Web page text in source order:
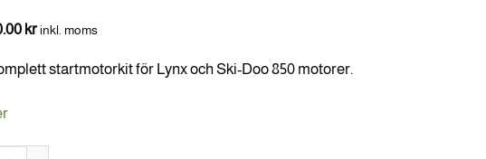
kr inkl. moms
startmotorkit för Lynx och Ski-Doo 850 motorer.